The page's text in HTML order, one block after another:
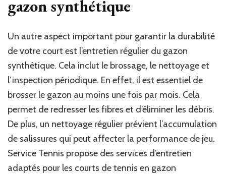
gazon synthétique
Un autre aspect important pour garantir la durabilité
de votre court est l’entretien régulier du gazon
synthétique. Cela inclut le brossage, le nettoyage et
l’inspection périodique. En effet, il est essentiel de
brosser le gazon au moins une fois par mois. Cela
permet de redresser les fibres et d’éliminer les débris.
De plus, un nettoyage régulier prévient l’accumulation
de salissures qui peut affecter la performance de jeu.
Service Tennis propose des services d’entretien
adaptés pour les courts de tennis en gazon